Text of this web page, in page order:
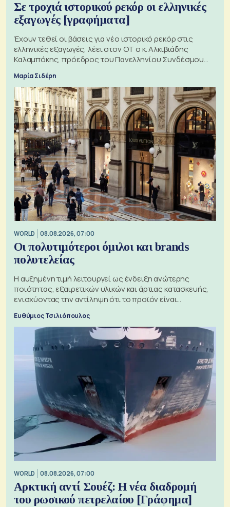
Σε τροχιά ιστορικού ρεκόρ οι ελληνικές
εξαγωγές [γραφήματα]
Έχουν τεθεί οι βάσεις για νέο ιστορικό ρεκόρ στις
ελληνικές εξαγωγές, λέει στον ΟΤ ο κ. Αλκιβιάδης
Καλαμπόκης, πρόεδρος του Πανελληνίου Συνδέσμου
Εξαγωγέων
Μαρία Σιδέρη
WORLD 08.08.2026, 07:00
Οι πολυτιμότεροι όμιλοι και brands
πολυτελείας
Η αυξημένη τιμή λειτουργεί ως ένδειξη ανώτερης
ποιότητας, εξαιρετικών υλικών και άρτιας κατασκευής,
ενισχύοντας την αντίληψη ότι το προϊόν είναι
ξεχωριστό
Ευθύμιος Τσιλιόπουλος
WORLD 08.08.2026, 07:00
Αρκτική αντί Σουέζ: Η νέα διαδρομή
του ρωσικού πετρελαίου [Γράφημα]